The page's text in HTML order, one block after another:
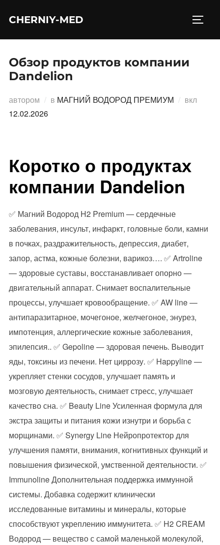
CHERNIY-MED
Обзор продуктов компании
Dandelion
автором в МАГНИЙ ВОДОРОД ПРЕМИУМ вкл
12.02.2026
Коротко о продуктах
компании Dandelion
✅ Магний Водород H2 Premium — сердечные
заболевания, инсульт, инфаркт, головные боли, камни
в почках, раздражительность, депрессия, диабет,
запор, астма, кожные болезни, варикоз…. ✅ Artroline
— здоровые суставы, восстанавливает опорно —
двигательный аппарат. Снимает воспалительные
процессы, улучшает кровообращение. ✅ AW line —
антипаразитарное, мочегоное, желчегоное, энурез,
импотенция, аллергические кожные заболевания,
эпилепсия.. ✅ Gepoline — здоровая печень. Выводит
яды, токсины из печени. Нет циррозу. ✅ Happyline —
укрепляет стенки сосудов, улучшает память и
мозговую деятельность, снимает стресс, улучшает
качество сна. ✅ Beauty Line Усиленная формула для
экстра защиты и питания кожи изнутри и борьба с
морщинами. ✅ Synergy Line Нейропротектор для
улучшения памяти, внимания, когнитивных функций и
повышения физической, умственной деятельности. ✅
Immunoline Дополнительная поддержка иммунной
системы. Добавка содержит клинически
исследованные витамины и минералы, которые
способствуют укреплению иммунитета. ✅ H2 CREAM
Водород — вещество с самой маленькой молекулой,